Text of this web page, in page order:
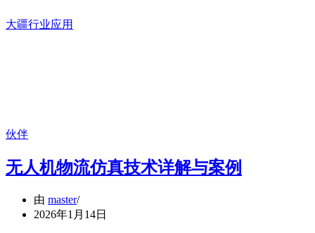
大疆行业应用
伙伴
无人机物流仿真技术详解与案例
由 master
2026年1月14日